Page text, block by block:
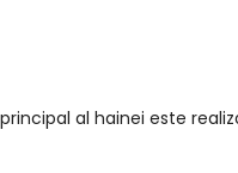
al hainei este